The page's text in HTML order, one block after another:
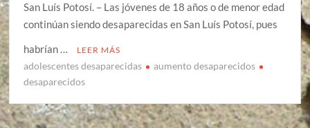
San Luís Potosí. – Las jóvenes de 18 años o de menor edad
continúan siendo desaparecidas en San Luís Potosí, pues
habrían …
LEER MÁS
adolescentes desaparecidas
aumento desaparecidos
desaparecidos